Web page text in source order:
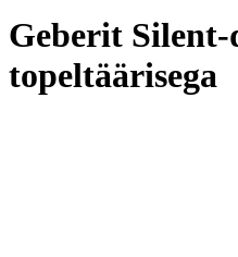
Geberit
topeltäärisega